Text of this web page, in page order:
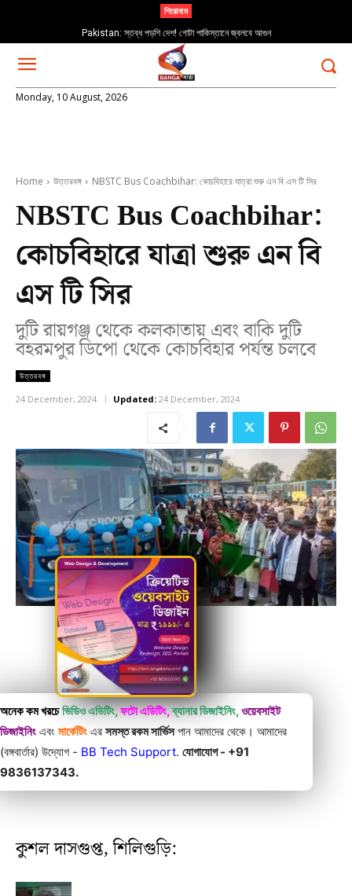
শিরোনাম
Pakistan: স্তব্ধ পড়শি দেশ! গোটা পাকিস্তানে জ্বলবে আগুন
Monday, 10 August, 2026
Home উত্তরবঙ্গ NBSTC Bus Coachbihar: কোচবিহারে যাত্রা শুরু এন বি এস টি সির
NBSTC Bus Coachbihar:
কোচবিহারে যাত্রা শুরু এন বি
এস টি সির
দুটি রায়গঞ্জ থেকে কলকাতায় এবং বাকি দুটি
বহরমপুর ডিপো থেকে কোচবিহার পর্যন্ত চলবে
উত্তরবঙ্গ
24 December, 2024 Updated: 24 December, 2024
অনেক কম খরচে ভিডিও এডিটিং,ফটো এডিটিং,ব্যানার ডিজাইনিং,ওয়েবসাইট
ডিজাইনিং এবং মার্কেটিং এর সমস্ত রকম সার্ভিসপান আমাদের থেকে। আমাদের
(বঙ্গবার্তার) উদ্যোগ - BB Tech Support. যোগাযোগ - +91
9836137343.
কুশল দাসগুপ্ত, শিলিগুড়ি: